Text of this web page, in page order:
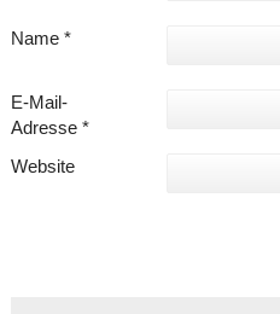
Name *
E-Mail-
Adresse *
Website